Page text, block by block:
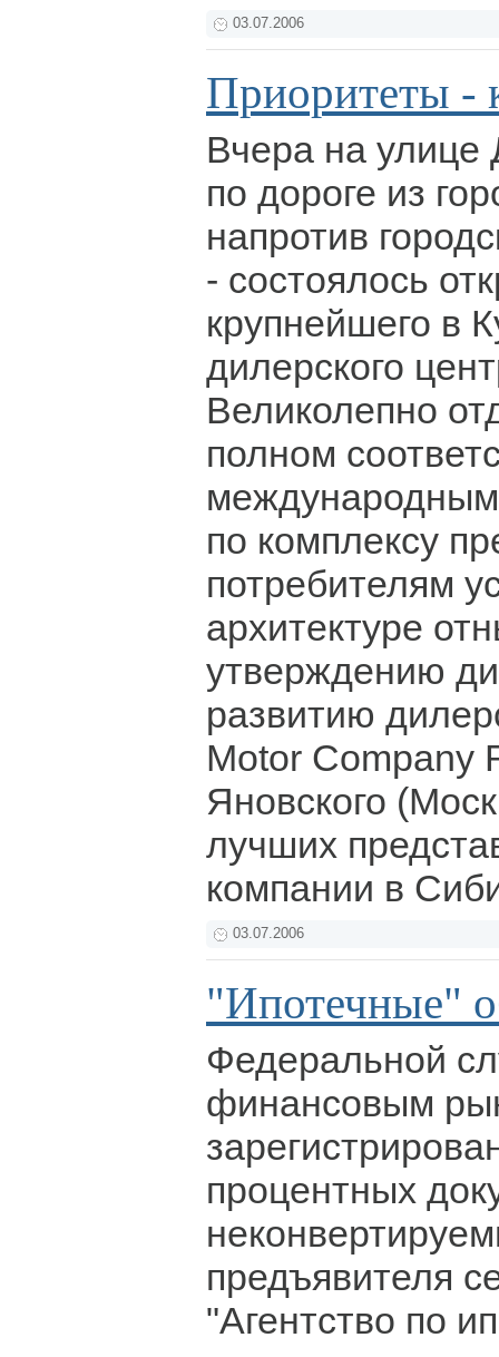
03.07.2006
Приоритеты -
Вчера на улице
по дороге из
напротив
- состоялось
крупнейшего в
дилерского
Великолепно
полном
по комплексу
потребителям
архитектуре
утверждению
развитию
Motor Company
Яновского
лучших
компании в
03.07.2006
"Ипотечные"
Федеральной
финансовым
процентных
предъявителя
"Агентство по